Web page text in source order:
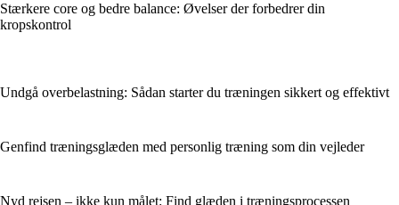
Stærkere core og bedre balance: Øvelser der forbedrer din
kropskontrol
Undgå overbelastning: Sådan starter du træningen sikkert og effektivt
Genfind træningsglæden med personlig træning som din vejleder
Nyd rejsen – ikke kun målet: Find glæden i træningsprocessen